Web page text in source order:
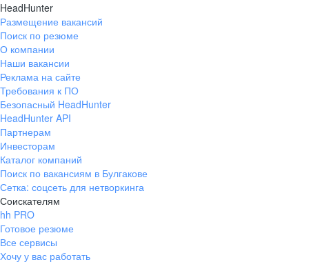
HeadHunter
Размещение вакансий
Поиск по резюме
О компании
Наши вакансии
Реклама на сайте
Требования к ПО
Безопасный HeadHunter
HeadHunter API
Партнерам
Инвесторам
Каталог компаний
Поиск по вакансиям в Булгакове
Сетка: соцсеть для нетворкинга
Соискателям
hh PRO
Готовое резюме
Все сервисы
Хочу у вас работать